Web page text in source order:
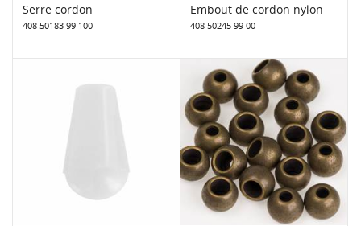
Serre cordon
408 50183 99 100
Embout de cordon nylon
408 50245 99 00